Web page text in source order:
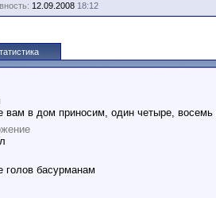
12.09.2008 18:12
вам в дом приносим, один четыре, восемь
голов басурманам